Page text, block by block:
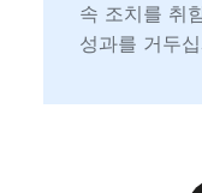
속 조치를 취
성과를 거두